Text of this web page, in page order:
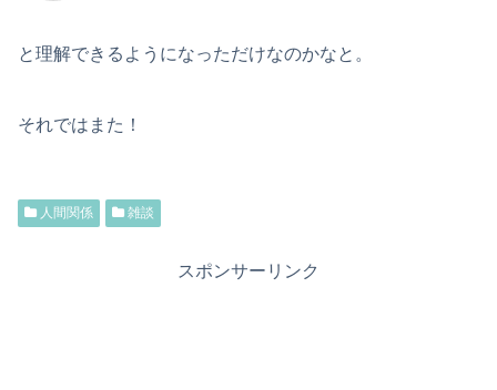
と理解できるようになっただけなのかなと。
それではまた！
人間関係 雑談
スポンサーリンク